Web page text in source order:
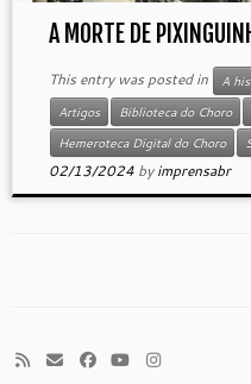
A MORTE DE
This entry was posted in
A
Artigos
Biblioteca do Choro
Hemeroteca Digital do Choro
02/13/2024 byimprensabr